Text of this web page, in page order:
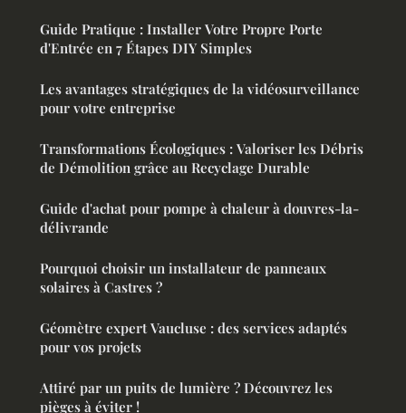
Guide Pratique : Installer Votre Propre Porte
d'Entrée en 7 Étapes DIY Simples
Les avantages stratégiques de la vidéosurveillance
pour votre entreprise
Transformations Écologiques : Valoriser les Débris
de Démolition grâce au Recyclage Durable
Guide d'achat pour pompe à chaleur à douvres-la-
délivrande
Pourquoi choisir un installateur de panneaux
solaires à Castres ?
Géomètre expert Vaucluse : des services adaptés
pour vos projets
Attiré par un puits de lumière ? Découvrez les
pièges à éviter !